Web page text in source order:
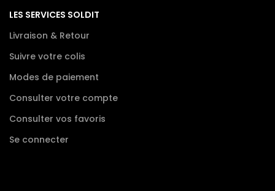
LES SERVICES SOLDIT
Livraison & Retour
Suivre votre colis
Modes de paiement
Consulter votre compte
Consulter vos favoris
Se connecter